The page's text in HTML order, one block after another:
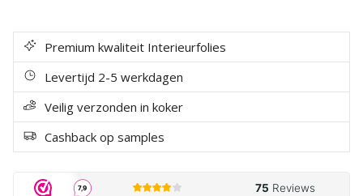
Premium kwaliteit Interieurfolies
Levertijd 2-5 werkdagen
Veilig verzonden in koker
Cashback op samples